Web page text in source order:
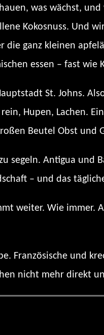
was wächst,
Kokosnuss. Und
die ganz kleinen
essen – fast wie
St. Johns.
Hupen, Lachen.
Beutel Obst und
segeln. Antigua und
– und das
weiter. Wie immer.
Französische und
nicht mehr direkt